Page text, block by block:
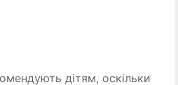
дітям, оскільки